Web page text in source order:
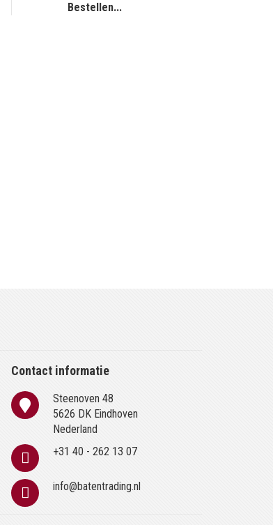
Bestellen...
Contact informatie
Steenoven 48
5626 DK Eindhoven
Nederland
+31 40 - 262 13 07
info@batentrading.nl